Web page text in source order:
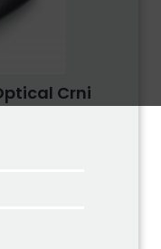
Crni